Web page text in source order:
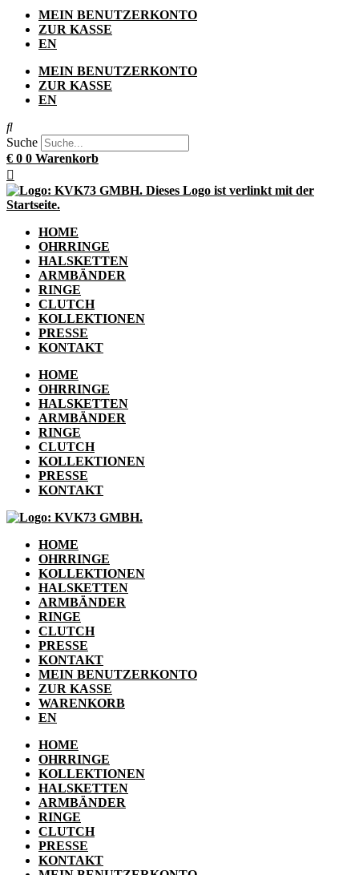
MEIN BENUTZERKONTO
ZUR KASSE
EN
MEIN BENUTZERKONTO
ZUR KASSE
EN
Suche
€ 0 0 Warenkorb
HOME
OHRRINGE
HALSKETTEN
ARMBÄNDER
RINGE
CLUTCH
KOLLEKTIONEN
PRESSE
KONTAKT
HOME
OHRRINGE
HALSKETTEN
ARMBÄNDER
RINGE
CLUTCH
KOLLEKTIONEN
PRESSE
KONTAKT
HOME
OHRRINGE
KOLLEKTIONEN
HALSKETTEN
ARMBÄNDER
RINGE
CLUTCH
PRESSE
KONTAKT
MEIN BENUTZERKONTO
ZUR KASSE
WARENKORB
EN
HOME
OHRRINGE
KOLLEKTIONEN
HALSKETTEN
ARMBÄNDER
RINGE
CLUTCH
PRESSE
KONTAKT